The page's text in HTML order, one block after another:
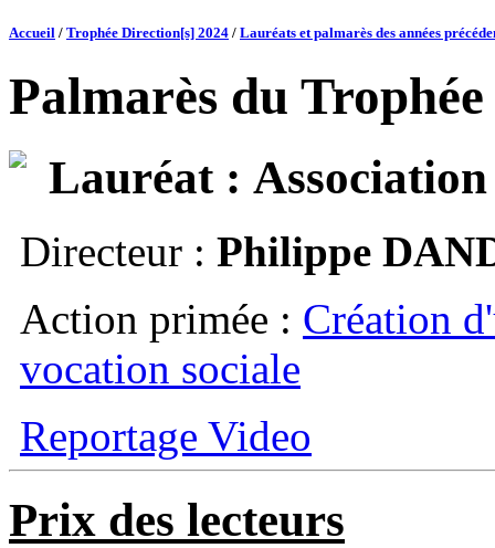
Accueil / Trophée Direction[s] 2024 / Lauréats et palmarès des années
Palmarès du
Lauréat :
Directeur : Philippe
Action primée : Création
vocation sociale
Reportage Video
Prix des lecteurs